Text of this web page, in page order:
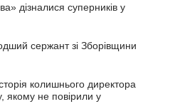
дізналися суперників у
сержант зі Зборівщини
колишнього директора
якому не повірили у